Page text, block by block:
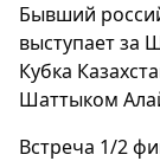
Бывший
выступает за
Кубка
Шаттыком
Встреча 1/2